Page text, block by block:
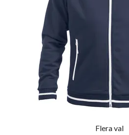
Flera val